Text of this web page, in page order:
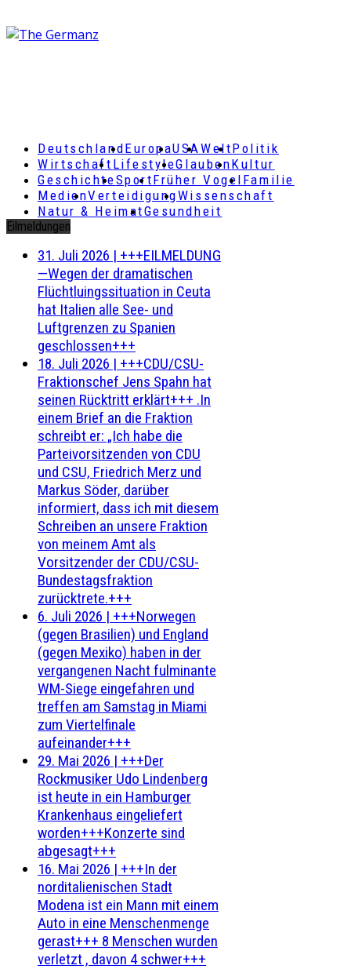
DeutschlandEuropaUSAWeltPolitik
Wirtschaft LifestyleGlaubenKultur
GeschichteSportFrüher Vogel Familie
MedienVerteidigungWissenschaft
Natur & HeimatGesundheit
Eilmeldungen
31. Juli 2026 | +++EILMELDUNG
—Wegen der dramatischen
Flüchtluingssituation in Ceuta
hat Italien alle See- und
Luftgrenzen zu Spanien
geschlossen+++
18. Juli 2026 | +++CDU/CSU-
Fraktionschef Jens Spahn hat
seinen Rücktritt erklärt+++ .In
einem Brief an die Fraktion
schreibt er: „Ich habe die
Parteivorsitzenden von CDU
und CSU, Friedrich Merz und
Markus Söder, darüber
informiert, dass ich mit diesem
Schreiben an unsere Fraktion
von meinem Amt als
Vorsitzender der CDU/CSU-
Bundestagsfraktion
zurücktrete.+++
6. Juli 2026 | +++Norwegen
(gegen Brasilien) und England
(gegen Mexiko) haben in der
vergangenen Nacht fulminante
WM-Siege eingefahren und
treffen am Samstag in Miami
zum Viertelfinale
aufeinander+++
29. Mai 2026 | +++Der
Rockmusiker Udo Lindenberg
ist heute in ein Hamburger
Krankenhaus eingeliefert
worden+++Konzerte sind
abgesagt+++
16. Mai 2026 | +++In der
norditalienischen Stadt
Modena ist ein Mann mit einem
Auto in eine Menschenmenge
gerast+++ 8 Menschen wurden
verletzt , davon 4 schwer+++